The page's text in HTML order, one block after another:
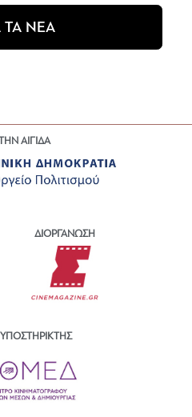
ΤΑ ΝΕΑ
ΑΙΓΙΔΑ
ΔΙΟΡΓΑΝΩΣΗ